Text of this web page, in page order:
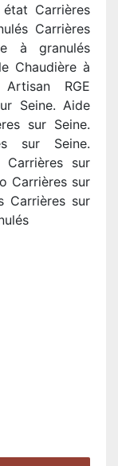
Carrières
Carrières
à granulés
Chaudière à
RGE
Seine. Aide
sur Seine.
sur Seine.
Carrières sur
Carrières sur
Carrières sur